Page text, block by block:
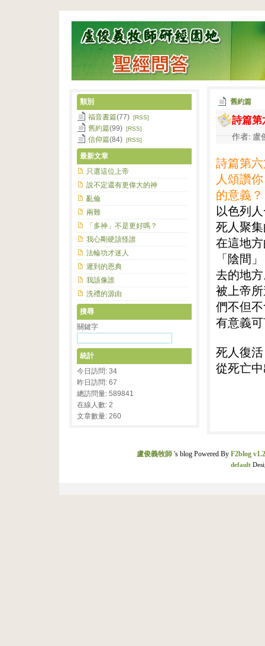
舊約篇
詩篇第
作者: 盧
詩篇第
人頌讚
的意義？
以色列
死人聚
在這地
「陰間
去的地
被上帝
們不但
有意義
死人復
從死亡
類別
福音書篇(77) [RSS]
舊約篇(99) [RSS]
信仰篇(84) [RSS]
最新文章
只選這位上帝
說不定還有更偉大的神
亂倫
兩難
「多神」不是更好嗎？
我心剛硬該怪誰
法輪功才迷人
遲到的恩典
我該像誰
洗禮的源由
搜尋
關鍵字
統計
今日訪問: 34
昨日訪問: 67
總訪問量: 589841
在線人數: 2
文章數量: 260
盧俊義牧師's blog Powered By F2blog
default